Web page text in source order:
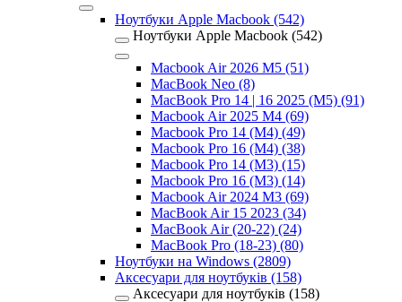
Ноутбуки Apple Macbook (542)
Ноутбуки Apple Macbook (542)
Macbook Air 2026 M5 (51)
MacBook Neo (8)
MacBook Pro 14 | 16 2025 (M5) (91)
Macbook Air 2025 M4 (69)
Macbook Pro 14 (M4) (49)
Macbook Pro 16 (M4) (38)
Macbook Pro 14 (M3) (15)
Macbook Pro 16 (M3) (14)
Macbook Air 2024 M3 (69)
MacBook Air 15 2023 (34)
MacBook Air (20-22) (24)
MacBook Pro (18-23) (80)
Ноутбуки на Windows (2809)
Аксесуари для ноутбуків (158)
Аксесуари для ноутбуків (158)